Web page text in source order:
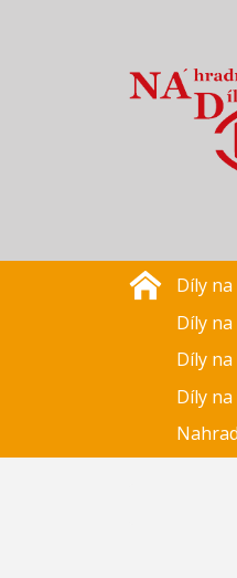
Díly
Díly
Díly
Díly